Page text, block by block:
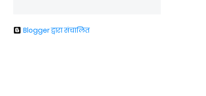
Blogger द्वारा संचालित